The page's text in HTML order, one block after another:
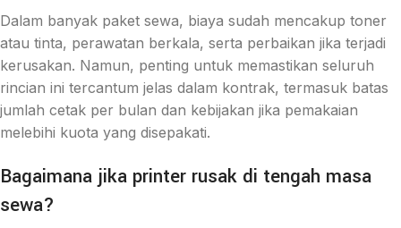
Dalam banyak paket sewa, biaya sudah mencakup toner
atau tinta, perawatan berkala, serta perbaikan jika terjadi
kerusakan. Namun, penting untuk memastikan seluruh
rincian ini tercantum jelas dalam kontrak, termasuk batas
jumlah cetak per bulan dan kebijakan jika pemakaian
melebihi kuota yang disepakati.
Bagaimana jika printer rusak di tengah masa
sewa?